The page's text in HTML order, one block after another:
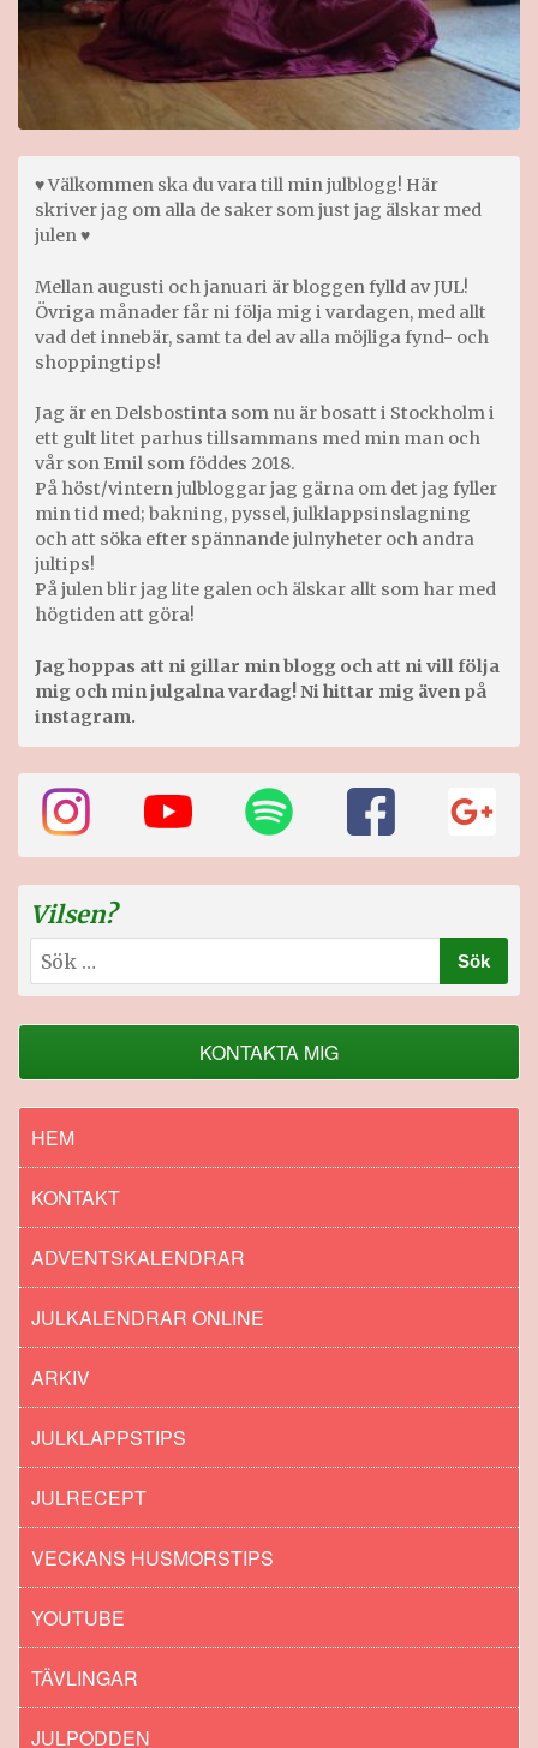
♥ Välkommen ska du vara till min julblogg! Här
skriver jag om alla de saker som just jag älskar med
julen ♥
Mellan augusti och januari är bloggen fylld av JUL!
Övriga månader får ni följa mig i vardagen, med allt
vad det innebär, samt ta del av alla möjliga fynd- och
shoppingtips!
Jag är en Delsbostinta som nu är bosatt i Stockholm i
ett gult litet parhus tillsammans med min man och
vår son Emil som föddes 2018.
På höst/vintern julbloggar jag gärna om det jag fyller
min tid med; bakning, pyssel, julklappsinslagning
och att söka efter spännande julnyheter och andra
jultips!
På julen blir jag lite galen och älskar allt som har med
högtiden att göra!
Jag hoppas att ni gillar min blogg och att ni vill följa
mig och min julgalna vardag! Ni hittar mig även på
instagram.
Vilsen?
Sök
efter:
KONTAKTA MIG
HEM
KONTAKT
ADVENTSKALENDRAR
JULKALENDRAR ONLINE
ARKIV
JULKLAPPSTIPS
JULRECEPT
VECKANS HUSMORSTIPS
YOUTUBE
TÄVLINGAR
JULPODDEN